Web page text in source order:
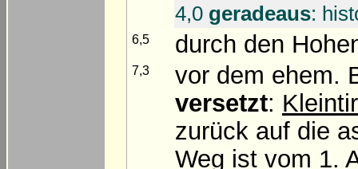
4,0 geradeaus:
6,5 durch den
7,3
vor dem ehem.
versetzt:
zurück auf die
Weg ist vom 1.